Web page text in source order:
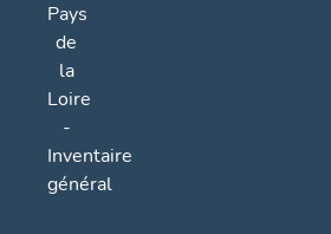
Pays
de
la
Loire
-
Inventaire
général